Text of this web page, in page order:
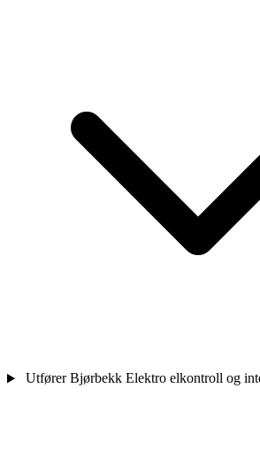
Utfører Bjørbekk Elektro elkontroll og